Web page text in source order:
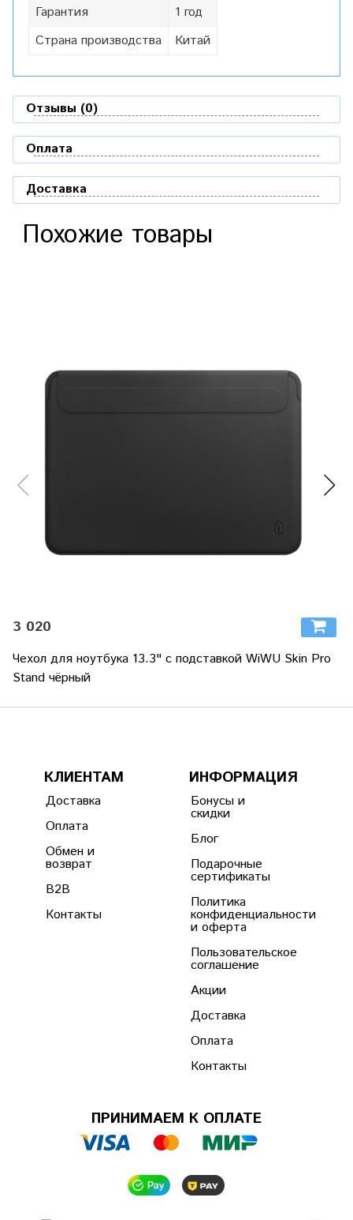
Гарантия
1 год
Страна производства
Китай
Отзывы (0)
Оплата
Доставка
Похожие товары
3 020
Чехол для ноутбука 13.3" с подставкой WiWU Skin Pro
Stand чёрный
КЛИЕНТАМ
Доставка
Оплата
Обмен и
возврат
B2B
Контакты
ИНФОРМАЦИЯ
Бонусы и
скидки
Блог
Подарочные
сертификаты
Политика
конфиденциальности
и оферта
Пользовательское
соглашение
Акции
Доставка
Оплата
Контакты
ПРИНИМАЕМ К ОПЛАТЕ